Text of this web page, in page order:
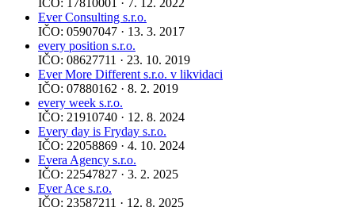
IČO: 17810001 · 7. 12. 2022
Ever Consulting s.r.o.
IČO: 05907047 · 13. 3. 2017
every position s.r.o.
IČO: 08627711 · 23. 10. 2019
Ever More Different s.r.o. v likvidaci
IČO: 07880162 · 8. 2. 2019
every week s.r.o.
IČO: 21910740 · 12. 8. 2024
Every day is Fryday s.r.o.
IČO: 22058869 · 4. 10. 2024
Evera Agency s.r.o.
IČO: 22547827 · 3. 2. 2025
Ever Ace s.r.o.
IČO: 23587211 · 12. 8. 2025